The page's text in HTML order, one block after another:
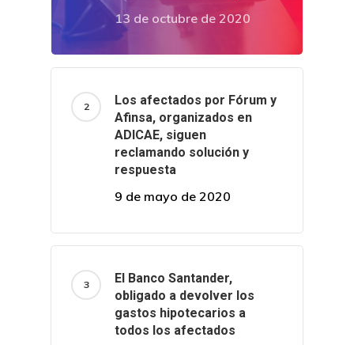
13 de octubre de 2020
Los afectados por Fórum y
Afinsa, organizados en
ADICAE, siguen
reclamando solución y
respuesta
9 de mayo de 2020
El Banco Santander,
obligado a devolver los
gastos hipotecarios a
todos los afectados